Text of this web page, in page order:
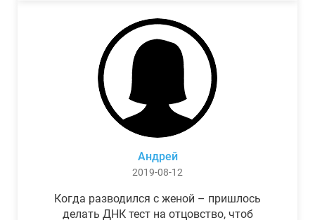
Андрей
2019-08-12
Когда разводился с женой – пришлось
делать ДНК тест на отцовство, чтоб